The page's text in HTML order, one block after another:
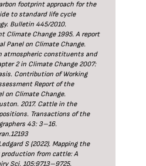
footprint approach for the
to standard life cycle
Bulletin 445/2010.
Climate Change 1995. A report
Panel on Climate Change.
atmospheric constituents and
2 in Climate Change 2007:
Contribution of Working
Report of the
on Climate Change.
2017. Cattle in the
Transactions of the
43: 3–16.
S (2022). Mapping the
from cattle: A
Sci. 105:9713–9725.